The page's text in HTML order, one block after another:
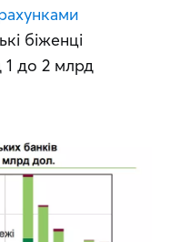
біженці
1 до 2 млрд